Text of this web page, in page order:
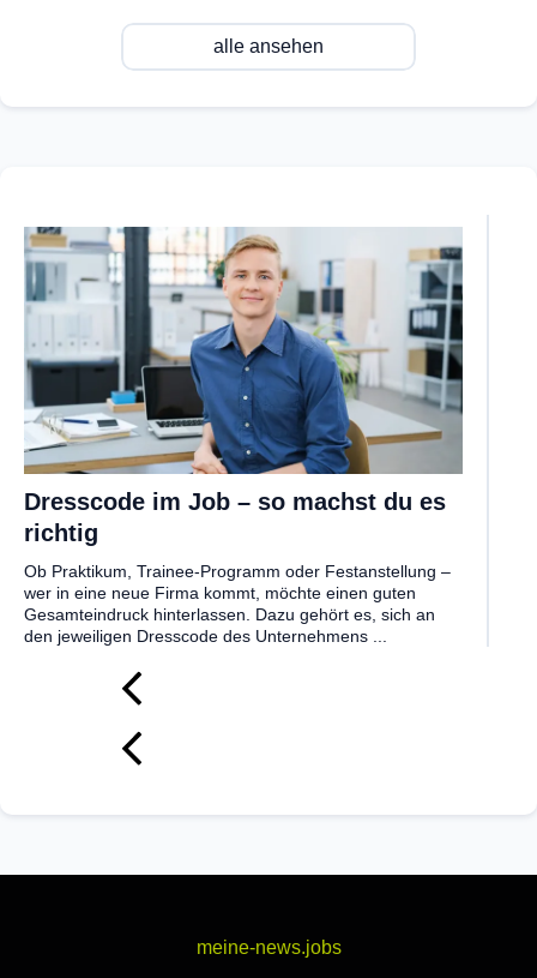
alle ansehen
Dresscode im Job – so machst du es
richtig
Ob Praktikum, Trainee-Programm oder Festanstellung –
wer in eine neue Firma kommt, möchte einen guten
Gesamteindruck hinterlassen. Dazu gehört es, sich an
den jeweiligen Dresscode des Unternehmens ...
meine-news.jobs